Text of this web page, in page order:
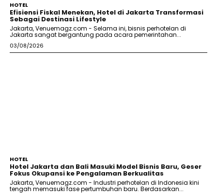
HOTEL
Efisiensi Fiskal Menekan, Hotel di Jakarta Transformasi
Sebagai Destinasi Lifestyle
Jakarta, Venuemagz.com - Selama ini, bisnis perhotelan di
Jakarta sangat bergantung pada acara pemerintahan...
03/08/2026
HOTEL
Hotel Jakarta dan Bali Masuki Model Bisnis Baru, Geser
Fokus Okupansi ke Pengalaman Berkualitas
Jakarta, Venuemagz.com - Industri perhotelan di Indonesia kini
tengah memasuki fase pertumbuhan baru. Berdasarkan...